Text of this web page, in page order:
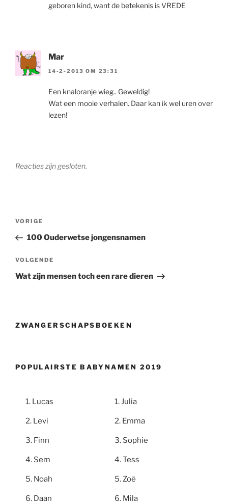
geboren kind, want de betekenis is VREDE
Mar
14-2-2013 OM 23:31
Een knaloranje wieg.. Geweldig!
Wat een mooie verhalen. Daar kan ik wel uren over
lezen!
Reacties zijn gesloten.
Berichtnavigatie
Vorig
bericht
VORIGE
100 Ouderwetse jongensnamen
Volgend
bericht
VOLGENDE
Wat zijn mensen toch een rare dieren
ZWANGERSCHAPSBOEKEN
POPULAIRSTE BABYNAMEN 2019
Lucas
Levi
Finn
Sem
Noah
Daan
Julia
Emma
Sophie
Tess
Zoë
Mila